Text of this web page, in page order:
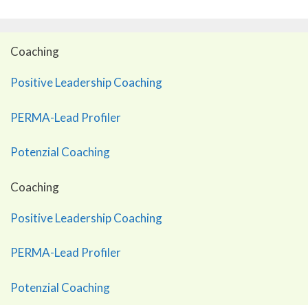
Coaching
Positive Leadership Coaching
PERMA-Lead Profiler
Potenzial Coaching
Coaching
Positive Leadership Coaching
PERMA-Lead Profiler
Potenzial Coaching